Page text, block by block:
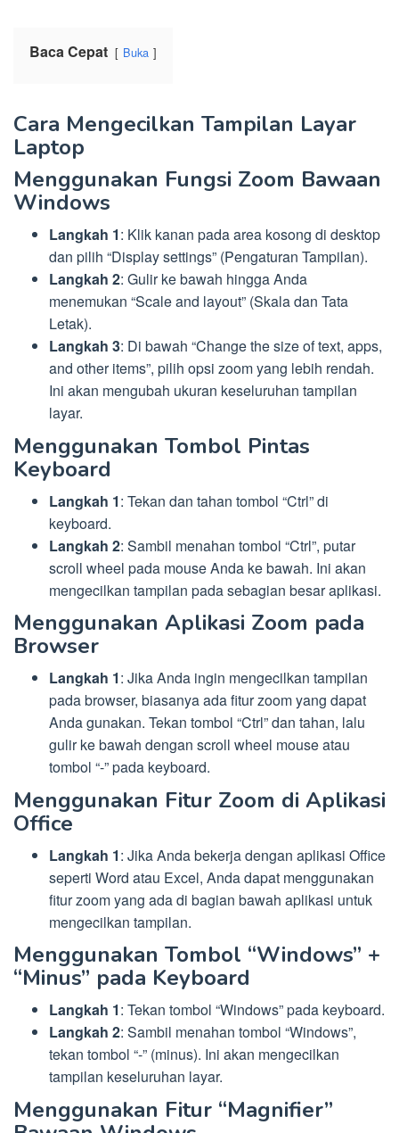
Baca Cepat Buka
Cara Mengecilkan Tampilan Layar
Laptop
Menggunakan Fungsi Zoom Bawaan
Windows
Langkah 1: Klik kanan pada area kosong di desktop
dan pilih “Display settings” (Pengaturan Tampilan).
Langkah 2: Gulir ke bawah hingga Anda
menemukan “Scale and layout” (Skala dan Tata
Letak).
Langkah 3: Di bawah “Change the size of text, apps,
and other items”, pilih opsi zoom yang lebih rendah.
Ini akan mengubah ukuran keseluruhan tampilan
layar.
Menggunakan Tombol Pintas
Keyboard
Langkah 1: Tekan dan tahan tombol “Ctrl” di
keyboard.
Langkah 2: Sambil menahan tombol “Ctrl”, putar
scroll wheel pada mouse Anda ke bawah. Ini akan
mengecilkan tampilan pada sebagian besar aplikasi.
Menggunakan Aplikasi Zoom pada
Browser
Langkah 1: Jika Anda ingin mengecilkan tampilan
pada browser, biasanya ada fitur zoom yang dapat
Anda gunakan. Tekan tombol “Ctrl” dan tahan, lalu
gulir ke bawah dengan scroll wheel mouse atau
tombol “-” pada keyboard.
Menggunakan Fitur Zoom di Aplikasi
Office
Langkah 1: Jika Anda bekerja dengan aplikasi Office
seperti Word atau Excel, Anda dapat menggunakan
fitur zoom yang ada di bagian bawah aplikasi untuk
mengecilkan tampilan.
Menggunakan Tombol “Windows” +
“Minus” pada Keyboard
Langkah 1: Tekan tombol “Windows” pada keyboard.
Langkah 2: Sambil menahan tombol “Windows”,
tekan tombol “-” (minus). Ini akan mengecilkan
tampilan keseluruhan layar.
Menggunakan Fitur “Magnifier”